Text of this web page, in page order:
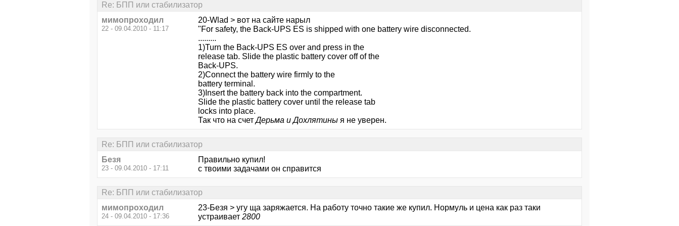
Re: БПП или стабилизатор
мимопроходил
22 - 09.04.2010 - 11:17
20-Wlad > вот на сайте нарыл
"For safety, the Back-UPS ES is shipped with one battery wire disconnected.
.........
1)Turn the Back-UPS ES over and press in the
release tab. Slide the plastic battery cover off of the
Back-UPS.
2)Connect the battery wire firmly to the
battery terminal.
3)Insert the battery back into the compartment.
Slide the plastic battery cover until the release tab
locks into place.
Так что на счетДерьма и Дохлятины я не уверен.
Re: БПП или стабилизатор
Безя
23 - 09.04.2010 - 17:11
Правильно купил!
с твоими задачами он справится
Re: БПП или стабилизатор
мимопроходил
24 - 09.04.2010 - 17:36
23-Безя > угу ща заряжается. На работу точно такие же купил. Нормуль и цена как раз таки
устраивает 2800